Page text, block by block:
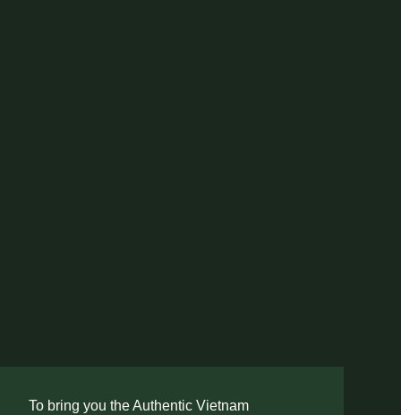
To bring you the Authentic Vietnam